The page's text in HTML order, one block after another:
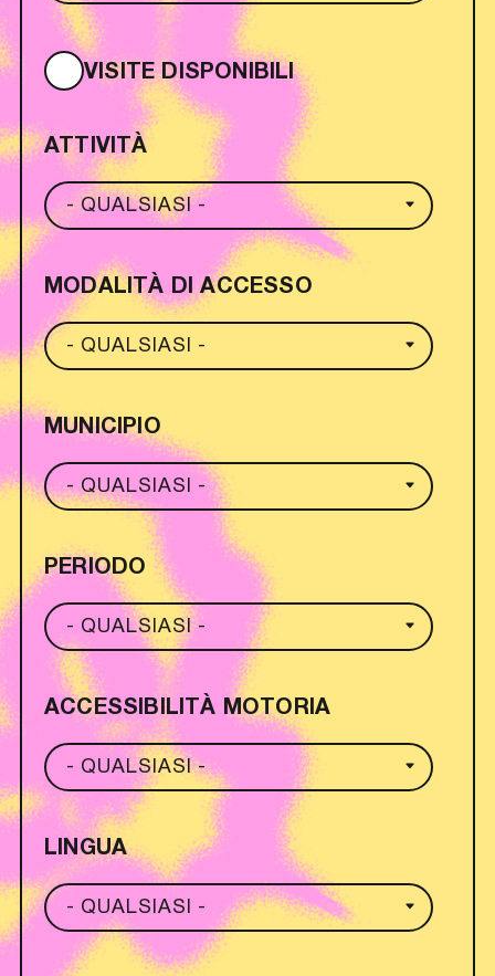
ATTIVITÀ
MODALITÀ DI ACCESSO
MUNICIPIO
PERIODO
ACCESSIBILITÀ MOTORIA
LINGUA
VISITE DISPONIBILI